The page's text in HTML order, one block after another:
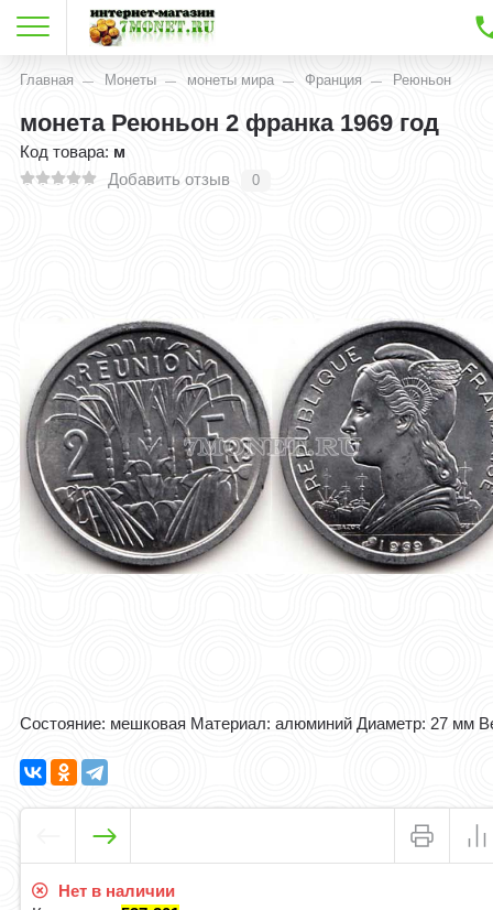
Главная Монеты монеты мира Франция Реюньон
монета Реюньон 2 франка 1969 год
Код товара: м
Добавить отзыв
0
Состояние: мешковая Материал: алюминий Диаметр​: 27 мм
Нет в наличии